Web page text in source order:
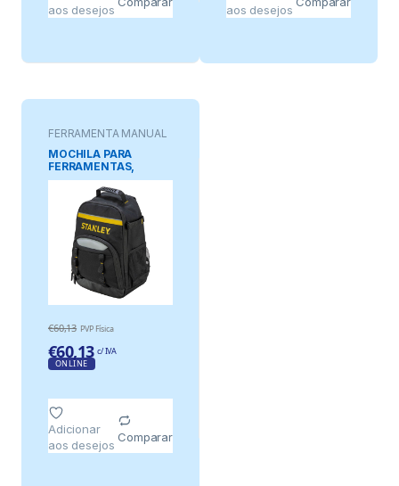
aos desejos
aos desejos
FERRAMENTA MANUAL
MOCHILA PARA
FERRAMENTAS,
CAPACIDADE DE
CARGA 15 kg
€60,13 PVP Física
€60,13 c/ IVA
ONLINE
Adicionar
aos desejos
Comparar